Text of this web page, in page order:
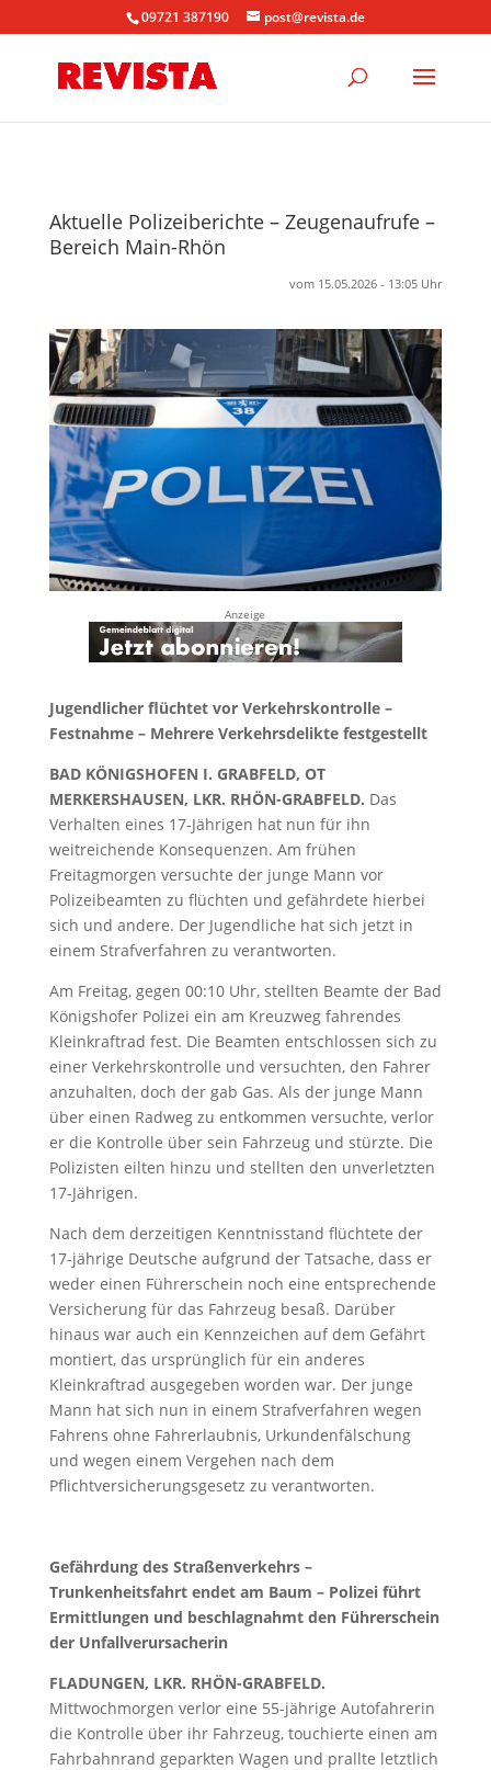
09721 387190 post@revista.de
Aktuelle Polizeiberichte – Zeugenaufrufe –
Bereich Main-Rhön
vom 15.05.2026 - 13:05 Uhr
Anzeige
Jugendlicher flüchtet vor Verkehrskontrolle –
Festnahme – Mehrere Verkehrsdelikte festgestellt
BAD KÖNIGSHOFEN I. GRABFELD, OT
MERKERSHAUSEN, LKR. RHÖN-GRABFELD. Das
Verhalten eines 17-Jährigen hat nun für ihn
weitreichende Konsequenzen. Am frühen
Freitagmorgen versuchte der junge Mann vor
Polizeibeamten zu flüchten und gefährdete hierbei
sich und andere. Der Jugendliche hat sich jetzt in
einem Strafverfahren zu verantworten.
Am Freitag, gegen 00:10 Uhr, stellten Beamte der Bad
Königshofer Polizei ein am Kreuzweg fahrendes
Kleinkraftrad fest. Die Beamten entschlossen sich zu
einer Verkehrskontrolle und versuchten, den Fahrer
anzuhalten, doch der gab Gas. Als der junge Mann
über einen Radweg zu entkommen versuchte, verlor
er die Kontrolle über sein Fahrzeug und stürzte. Die
Polizisten eilten hinzu und stellten den unverletzten
17-Jährigen.
Nach dem derzeitigen Kenntnisstand flüchtete der
17-jährige Deutsche aufgrund der Tatsache, dass er
weder einen Führerschein noch eine entsprechende
Versicherung für das Fahrzeug besaß. Darüber
hinaus war auch ein Kennzeichen auf dem Gefährt
montiert, das ursprünglich für ein anderes
Kleinkraftrad ausgegeben worden war. Der junge
Mann hat sich nun in einem Strafverfahren wegen
Fahrens ohne Fahrerlaubnis, Urkundenfälschung
und wegen einem Vergehen nach dem
Pflichtversicherungsgesetz zu verantworten.
Gefährdung des Straßenverkehrs –
Trunkenheitsfahrt endet am Baum – Polizei führt
Ermittlungen und beschlagnahmt den Führerschein
der Unfallverursacherin
FLADUNGEN, LKR. RHÖN-GRABFELD.
Mittwochmorgen verlor eine 55-jährige Autofahrerin
die Kontrolle über ihr Fahrzeug, touchierte einen am
Fahrbahnrand geparkten Wagen und prallte letztlich